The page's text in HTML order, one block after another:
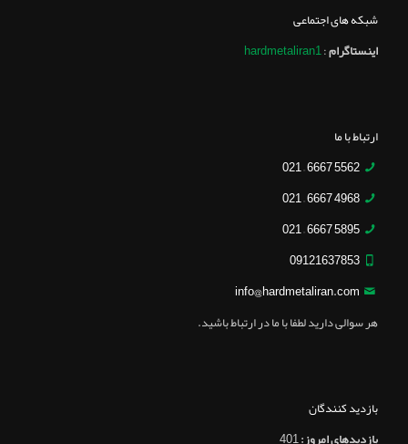
شبکه های اجتماعی
اینستاگرام:
hardmetaliran1
ارتباط با ما
5562 6667 – 021
4968 6667 – 021
5895 6667 – 021
09121637853
info@hardmetaliran.com
هر سوالی دارید لطفا با ما در ارتباط باشید.
بازدید کنندگان
بازدیدهای امروز:401